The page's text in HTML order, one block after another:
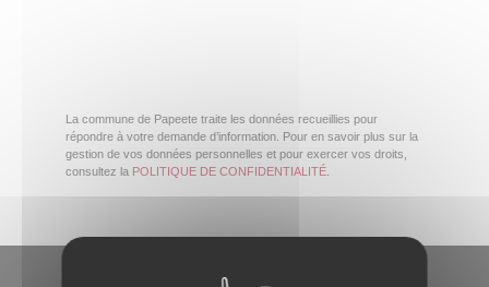
La commune de Papeete traite les données recueillies pour
répondre à votre demande d’information. Pour en savoir plus sur la
gestion de vos données personnelles et pour exercer vos droits,
consultez la POLITIQUE DE CONFIDENTIALITÉ
En un clic